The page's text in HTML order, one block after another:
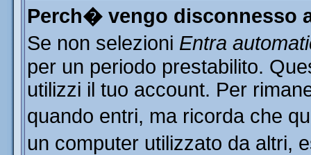
Perch� vengo disconnesso
Se non selezioni Entra
per un periodo prestabilito.
utilizzi il tuo account. Per
quando entri, ma ricorda che
un computer utilizzato da